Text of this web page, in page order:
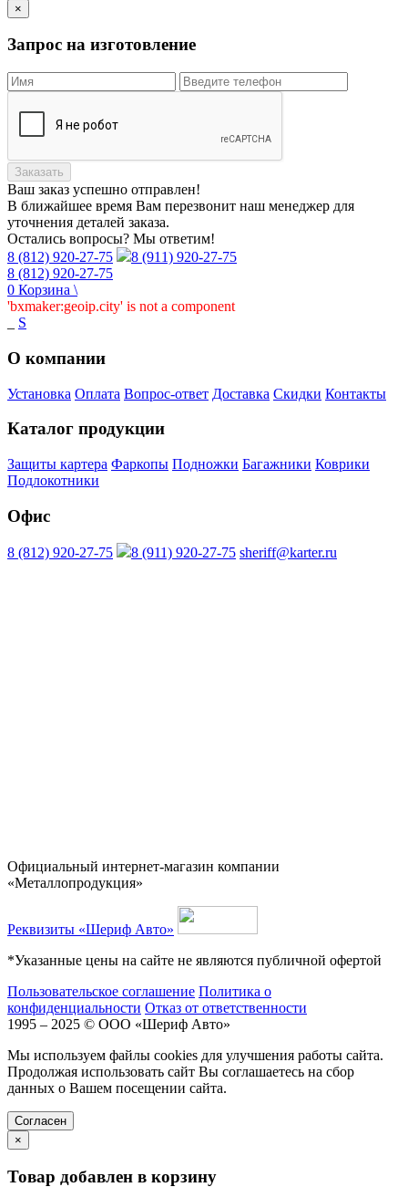
×
Запрос на изготовление
Заказать
Ваш заказ успешно отправлен!
В ближайшее время Вам перезвонит наш менеджер для
уточнения деталей заказа.
Остались вопросы? Мы ответим!
8 (812) 920-27-75
8 (911) 920-27-75
8 (812) 920-27-75
0 Корзина \
'bxmaker:geoip.city' is not a component
S
О компании
Установка Оплата Вопрос-ответ Доставка Скидки Контакты
Каталог продукции
Защиты картера Фаркопы Подножки Багажники Коврики
Подлокотники
Офис
8 (812) 920-27-75 8 (911) 920-27-75 sheriff@karter.ru
Официальный интернет-магазин компании
«Металлопродукция»
Реквизиты «Шериф Авто»
*Указанные цены на сайте не являются публичной офертой
Пользовательское соглашение Политика о
конфиденциальности Отказ от ответственности
1995 – 2025 © ООО «Шериф Авто»
Мы используем файлы cookies для улучшения работы сайта.
Продолжая использовать сайт Вы соглашаетесь на сбор
данных о Вашем посещении сайта.
Cогласен
×
Товар добавлен в корзину